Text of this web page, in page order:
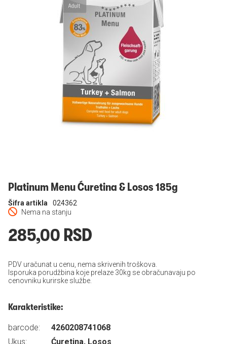
Platinum Menu Ćuretina & Losos 185g
Nema na stanju
Šifra artikla 024362
285,00 RSD
PDV uračunat u cenu, nema skrivenih troškova.
Isporuka porudžbina koje prelaze 30kg se obračunavaju po
cenovniku kurirske službe.
Karakteristike:
barcode:
4260208741068
Ukus:
Ćuretina, Losos